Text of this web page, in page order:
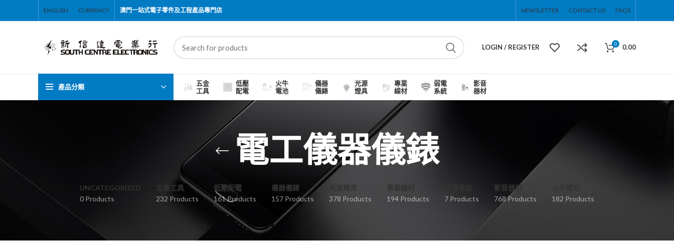
ENGLISH CURRENCY 澳門一站式電子零件及工程產品專門店 NEWSLETTER CONTACT US FAQS
LOGIN / REGISTER 0 0.00
產品分類
五金
工具
低壓
配電
火牛
電池
儀器
儀錶
光源
燈具
專業
線材
弱電
系統
影音
器材
電工儀器儀錶
UNCATEGORIZED
0 Products
五金工具
232 Products
低壓配電
161 Products
儀器儀錶
157 Products
光源燈具
378 Products
專業線材
194 Products
7 Products
影音器材
768 Products
182 Products